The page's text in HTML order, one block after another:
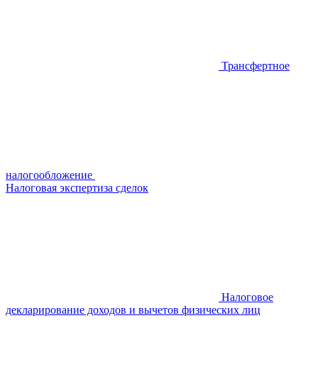
Трансфертное
налогообложение
Налоговая экспертиза сделок
Налоговое
декларирование доходов и вычетов физических лиц